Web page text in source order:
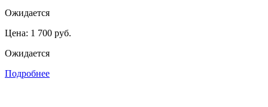
Ожидается
Цена: 1 700 руб.
Ожидается
Подробнее